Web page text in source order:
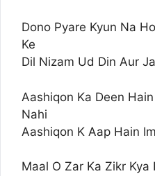
Dono Pyare Kyun Na
Ke
Dil Nizam Ud Din Aur
Aashiqon Ka Deen
Nahi
Aashiqon K Aap Hain
Maal O Zar Ka Zikr Kya